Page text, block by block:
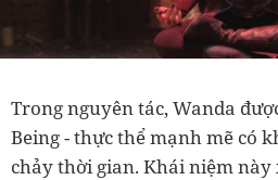
Trong nguyên tác, Wanda
Being - thực thể mạnh mẽ có
chảy thời gian. Khái niệm